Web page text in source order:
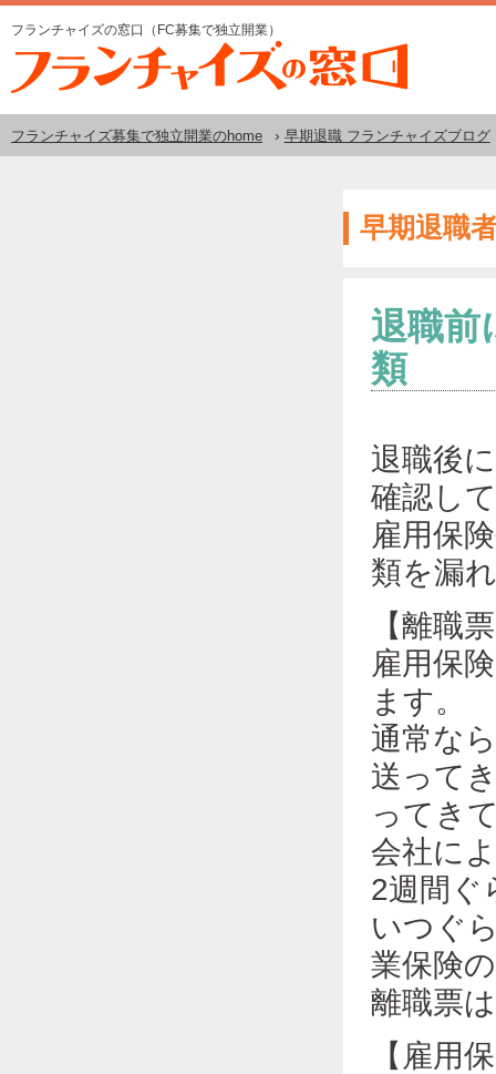
フランチャイズの窓口（FC募集で独立開業）
フランチャイズ募集で独立開業のhome › 早期退職 フランチャイズブログ
早期退職
退職前
類
退職後
確認し
雇用保
類を漏
【離職
雇用保
ます。
通常な
送って
ってき
会社に
2週間ぐ
いつぐ
業保険
離職票
【雇用